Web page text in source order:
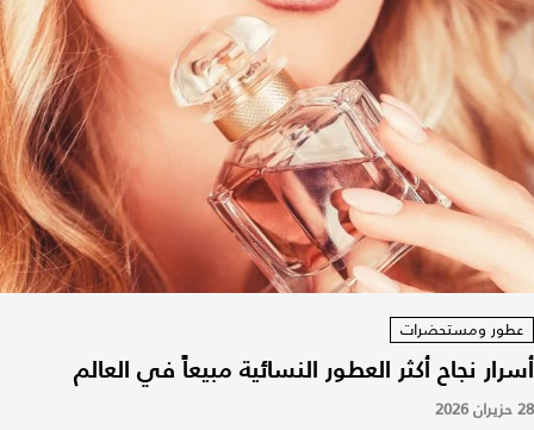
عطور ومستحضرات
أسرار نجاح أكثر العطور النسائية مبيعاً في العالم
28 حزيران 2026